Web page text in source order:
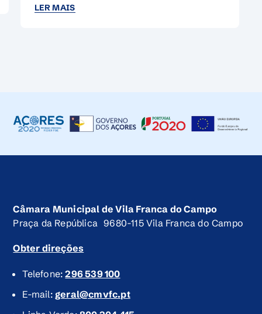
Câmara Municipal de Vila Franca do Campo
Praça da República 9680-115 Vila Franca do Campo
Obter direções
Telefone:296 539 100
E-mail: geral@cmvfc.pt